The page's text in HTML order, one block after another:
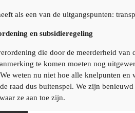
als een van de uitgangspunten:
en subsidieregeling
die door de meerderheid van
te komen moeten nog
weten nu niet hoe alle knelpunten
raad dus buitenspel. We zijn
ze aan toe zijn.